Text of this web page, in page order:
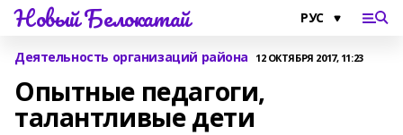
Новый Белокатай
Деятельность организаций района 12 ОКТЯБРЯ 2017, 11:23
Опытные педагоги,
талантливые дети